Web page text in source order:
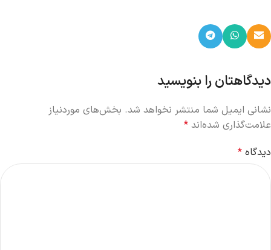
دیدگاهتان را بنویسید
نشانی ایمیل شما منتشر نخواهد شد. بخش‌های موردنیاز
علامت‌گذاری شده‌اند *
دیدگاه *